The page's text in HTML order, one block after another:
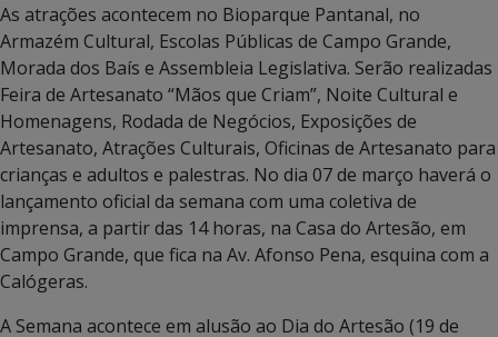
As atrações acontecem no Bioparque Pantanal, no
Armazém Cultural, Escolas Públicas de Campo Grande,
Morada dos Baís e Assembleia Legislativa. Serão realizadas
Feira de Artesanato “Mãos que Criam”, Noite Cultural e
Homenagens, Rodada de Negócios, Exposições de
Artesanato, Atrações Culturais, Oficinas de Artesanato para
crianças e adultos e palestras. No dia 07 de março haverá o
lançamento oficial da semana com uma coletiva de
imprensa, a partir das 14 horas, na Casa do Artesão, em
Campo Grande, que fica na Av. Afonso Pena, esquina com a
Calógeras.
A Semana acontece em alusão ao Dia do Artesão (19 de